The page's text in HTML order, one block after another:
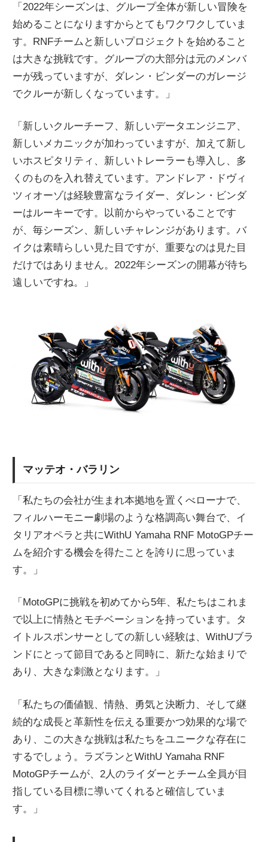
「2022年シーズンは、グループ全体が新しい冒険を
始めることになりますからとてもワクワクしていま
す。RNFチームと新しいプロジェクトを始めること
は大きな挑戦です。グループの大部分は元のメンバ
ーが残っていますが、ダレン・ビンダーのガレージ
でクルーが新しくなっています。」
「新しいクルーチーフ、新しいデータエンジニア、
新しいメカニックが加わっていますが、加えて新し
いホスピタリティ、新しいトレーラーも導入し、多
くのものを入れ替えています。アンドレア・ドヴィ
ツィオーゾは経験豊富なライダー、ダレン・ビンダ
ーはルーキーです。以前からやっていることです
が、毎シーズン、新しいチャレンジがあります。バ
イクは素晴らしい見た目ですが、重要なのは見た目
だけではありません。2022年シーズンの開幕が待ち
遠しいですね。」
マッテオ・バラリン
「私たちの会社が生まれ本拠地を置くべローナで、
フィルハーモニー劇場のような格調高い舞台で、イ
タリアオペラと共にWithU Yamaha RNF MotoGPチー
ムを紹介する機会を得たことを誇りに思っていま
す。」
「MotoGPに挑戦を初めてから5年、私たちはこれま
で以上に情熱とモチベーションを持っています。タ
イトルスポンサーとしての新しい経験は、WithUブラ
ンドにとって節目であると同時に、新たな始まりで
あり、大きな刺激となります。」
「私たちの価値観、情熱、勇気と決断力、そして継
続的な成長と革新性を伝える重要かつ効果的な場で
あり、この大きな挑戦は私たちをユニークな存在に
するでしょう。ラズランとWithU Yamaha RNF
MotoGPチームが、2人のライダーとチーム全員が目
指している目標に導いてくれると確信していま
す。」